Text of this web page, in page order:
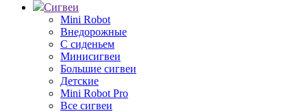
Сигвеи
Mini Robot
Внедорожные
С сиденьем
Минисигвеи
Большие сигвеи
Детские
Mini Robot Pro
Все сигвеи